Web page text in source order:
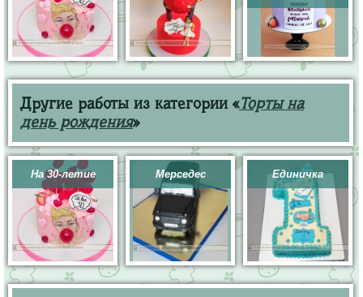
Другие работы из категории «Торты на
день рождения»
На 30-летие Мерседес Единичка